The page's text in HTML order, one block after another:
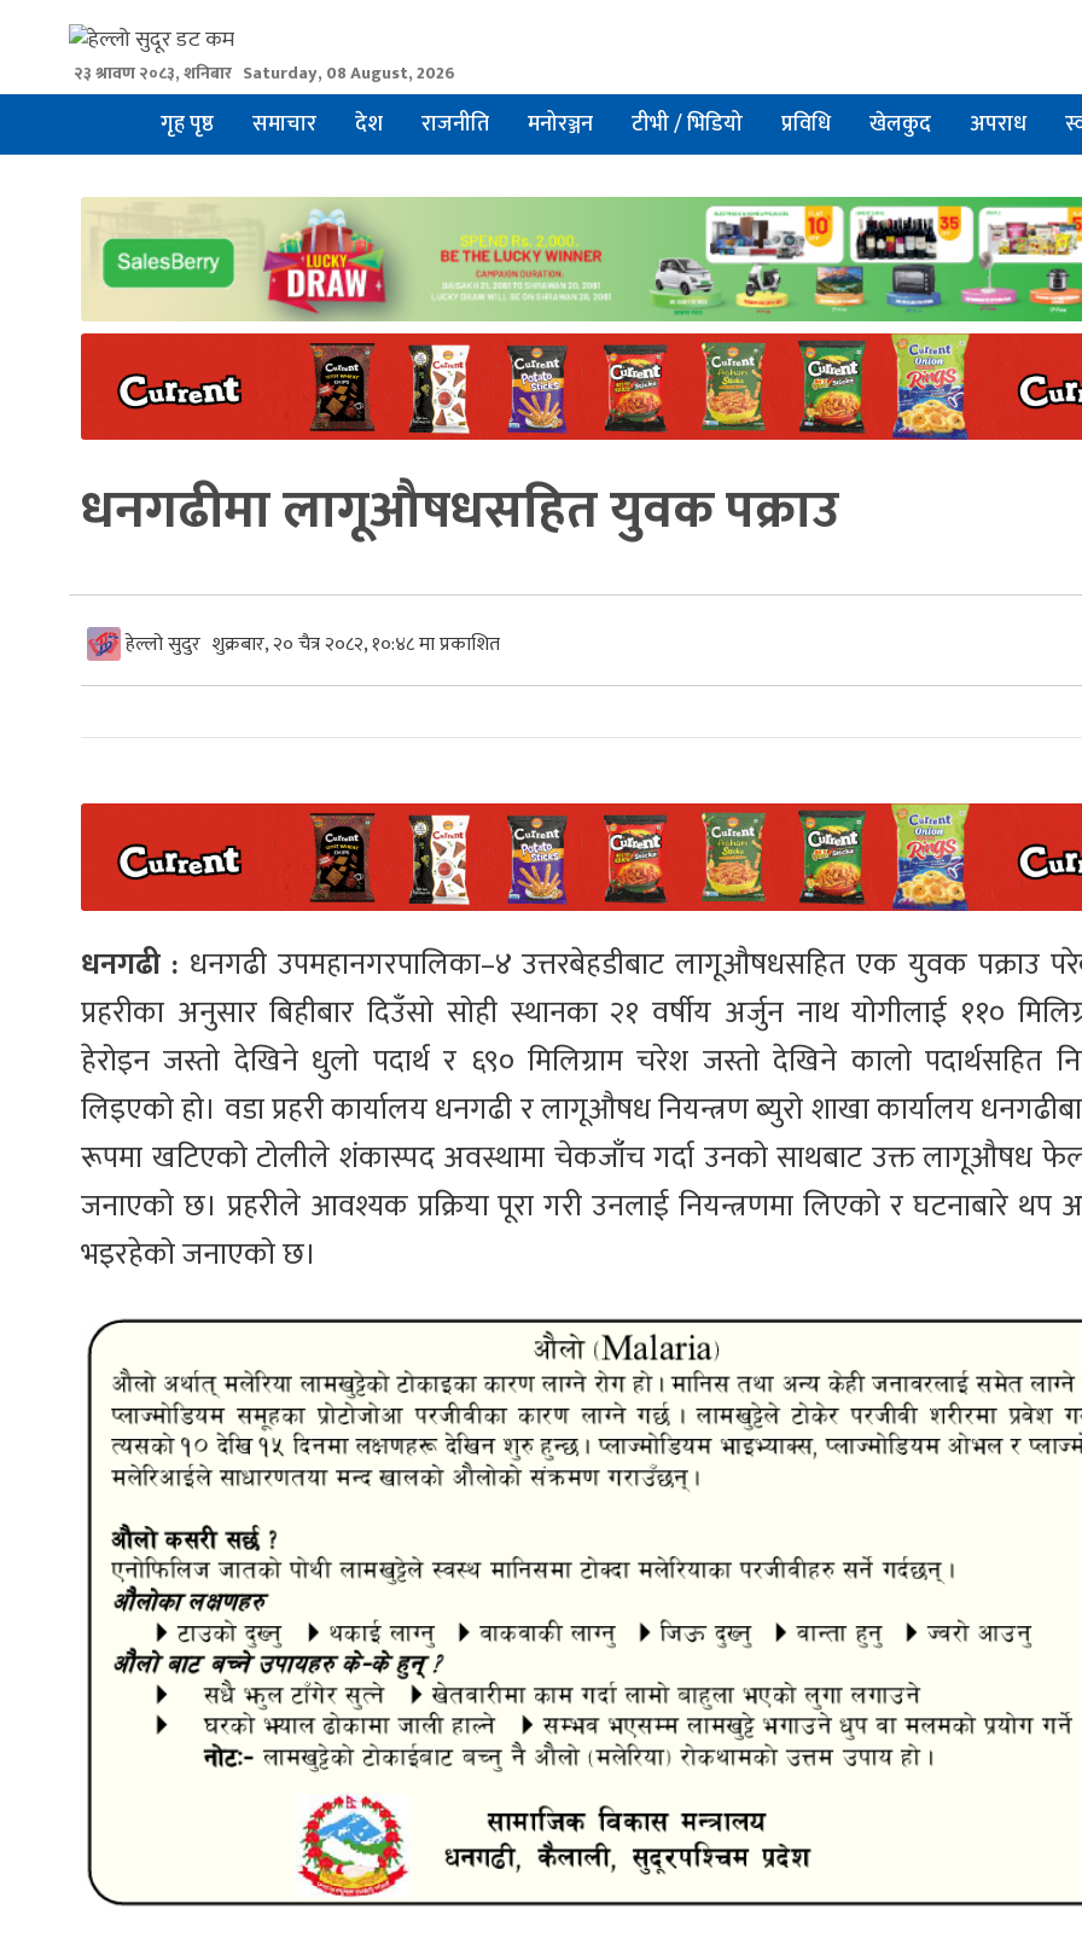
२३ श्रावण २०८३, शनिबार Saturday, 08 August, 2026
गृह पृष्ठ समाचार देश राजनीति मनोरञ्जन टीभी / भिडियो प्रविधि खेलकुद अपराध
धनगढीमा लागूऔषधसहित युवक पक्राउ
हेल्लो सुदुर शुक्रबार, २० चैत्र २०८२, १०:४८ मा प्रकाशित
धनगढी : धनगढी उपमहानगरपालिका–४ उत्तरबेहडीबाट लागूऔषधसहित एक युवक पक्राउ
प्रहरीका अनुसार बिहीबार दिउँसो सोही स्थानका २१ वर्षीय अर्जुन नाथ योगीलाई ११०
हेरोइन जस्तो देखिने धुलो पदार्थ र ६९० मिलिग्राम चरेश जस्तो देखिने कालो पदार्थसहित
लिइएको हो। वडा प्रहरी कार्यालय धनगढी र लागूऔषध नियन्त्रण ब्युरो शाखा कार्यालय
रूपमा खटिएको टोलीले शंकास्पद अवस्थामा चेकजाँच गर्दा उनको साथबाट उक्त लागूऔषध
जनाएको छ। प्रहरीले आवश्यक प्रक्रिया पूरा गरी उनलाई नियन्त्रणमा लिएको र घटनाबारे थप
भइरहेको जनाएको छ।